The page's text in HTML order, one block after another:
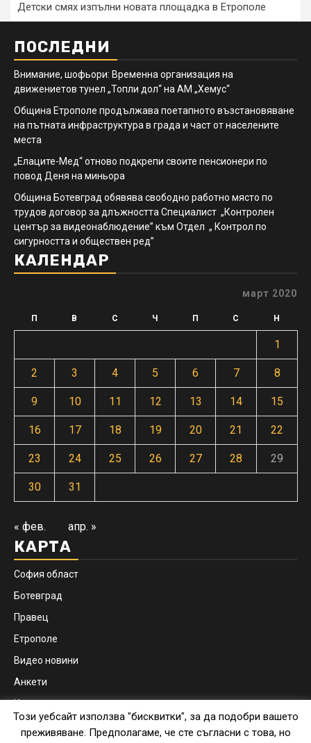
Детски смях изпълни новата площадка в Етрополе
ПОСЛЕДНИ
Внимание, шофьори: Временна организация на
движениетов тунел „Топли дол“ на АМ „Хемус“
Община Етрополе продължава поетапното възстановяване
на пътната инфраструктура в града и част от населените
места
„Елаците-Мед“ отново подкрепи своите пенсионери по
повод Деня на миньора
Община Ботевград обявява свободно работно място по
трудов договор за длъжността Специалист „Контролен
център за видеонаблюдение” към Отдел „ Контрол по
сигурността и обществен ред”
КАЛЕНДАР
март 2020
П В С Ч П С Н
1
2 3 4 5 6 7 8
9 10 11 12 13 14 15
16 17 18 19 20 21 22
23 24 25 26 27 28 29
30 31
« фев. апр. »
КАРТА
София област
Ботевград
Правец
Етрополе
Видео новини
Анкети
Контакти
Този уебсайт използва "бисквитки", за да подобри вашето
преживяване. Предполагаме, че сте съгласни с това, но